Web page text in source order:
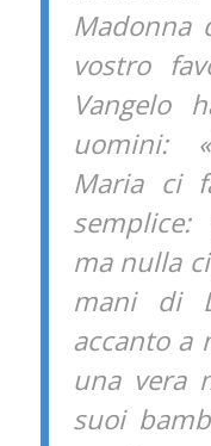
Madonna
vostro
Vangelo
uomini:
Maria ci
ma nulla
mani di
accanto a
una vera
suoi